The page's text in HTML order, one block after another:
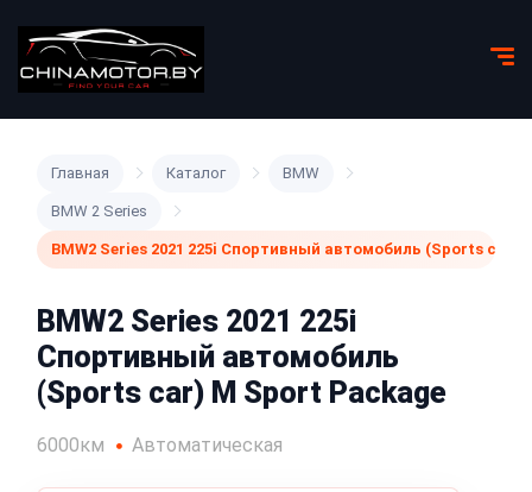
Главная Каталог BMW
BMW 2 Series
BMW2 Series 2021 225i Спортивный автомобиль (Sports car)
BMW2 Series 2021 225i
Спортивный автомобиль
(Sports car) M Sport Package
6000км Автоматическая